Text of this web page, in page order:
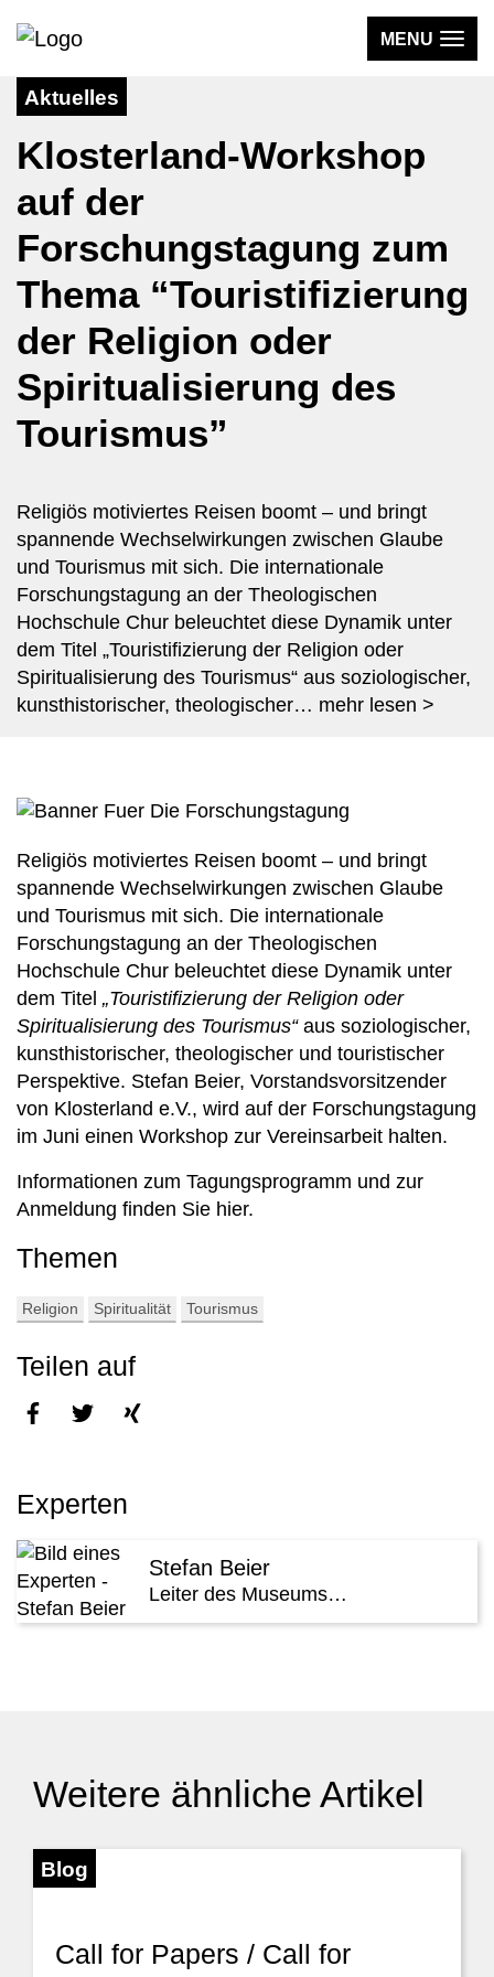
MENU
WISSEN
AKTIV & UNTERWEGS
MEDIEN
KLOSTERLAND
PL* EN * DE
Aktuelles
Klosterland-Workshop
auf der
Forschungstagung zum
Thema “Touristifizierung
der Religion oder
Spiritualisierung des
Tourismus”
Religiös motiviertes Reisen boomt – und bringt
spannende Wechselwirkungen zwischen Glaube
und Tourismus mit sich. Die internationale
Forschungstagung an der Theologischen
Hochschule Chur beleuchtet diese Dynamik unter
dem Titel „Touristifizierung der Religion oder
Spiritualisierung des Tourismus“ aus soziologischer,
kunsthistorischer, theologischer… mehr lesen >
Religiös motiviertes Reisen boomt – und bringt
spannende Wechselwirkungen zwischen Glaube
und Tourismus mit sich. Die internationale
Forschungstagung an der Theologischen
Hochschule Chur beleuchtet diese Dynamik unter
dem Titel „Touristifizierung der Religion oder
Spiritualisierung des Tourismus“aus soziologischer,
kunsthistorischer, theologischer und touristischer
Perspektive. Stefan Beier, Vorstandsvorsitzender
von Klosterland e.V., wird auf der Forschungstagung
im Juni einen Workshop zur Vereinsarbeit halten.
Informationen zum Tagungsprogramm und zur
Anmeldung finden Sie hier.
Themen
Religion Spiritualität Tourismus
Teilen auf
Experten
Stefan Beier
Leiter des Museums…
Weitere ähnliche Artikel
Blog
Call for Papers / Call for